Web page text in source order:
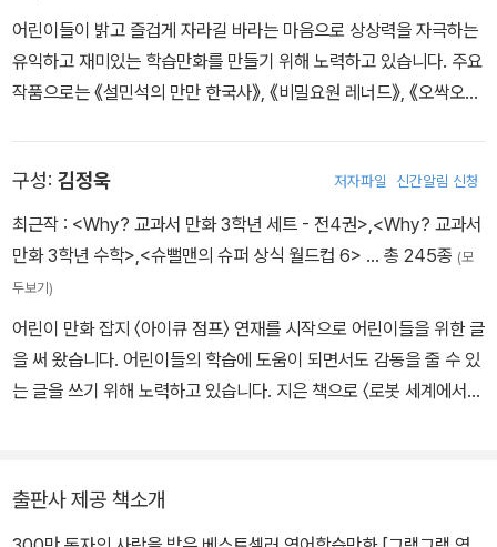
What 의문문으로 몇 시인지를 묻고, 평서문 it’s~로 답하는 아주 일
상적인 문장입니다. 이 대화에서 문법적으로 특별히 어려운 부분은
없습니다. 단어도 쉬운 편에 속하고요. 그러나 대답하는 이가 정확히
영어에서는 시간을 표현할 때, 시를 기준으로 그로부터 몇 분 전, 몇
분 후를 말하는 관습이 있습니다. 위 예문에서는 ‘2시’가 기준이지요.
전치사 past와 to의 경우 시간 표현에서는 after, before처럼 해석
것입니다. 이 모든 것을 알아야 “It’s a quarter past two.”는 ‘2시 1
5분’, “It’s a quarter to two.”는 ‘1시 45분’을 의미한다는 것을 이
해할 수 있습니다.
새를 ‘어법’이라고 합니다. 어법은 크게 보면 문법에 속한다고 볼 수
스페셜 포스팀 첫 출동, 서서히 밝혀지는 유나의 과거!
어린이들이 밝고 즐겁게 자라길 바라는 마음으로 상상력을 자극하는
유익하고 재미있는 학습만화를 만들기 위해 노력하고 있습니다. 주요
작품으로는 《설민석의 만만 한국사》, 《비밀요원 레너드》, 《오싹오싹
구성: 김정욱 저자파일 신간알림 신청
최근작 : <Why? 교과서 만화 3학년 세트 - 전4권>,<Why? 교과서
만화 3학년 수학>,<슈뻘맨의 슈퍼 상식 월드컵 6> … 총 245종 (모
두보기)
어린이 만화 잡지 〈아이큐 점프〉 연재를 시작으로 어린이들을 위한 글
을 써 왔습니다. 어린이들의 학습에 도움이 되면서도 감동을 줄 수 있
는 글을 쓰기 위해 노력하고 있습니다. 지은 책으로 〈로봇 세계에서
출판사 제공 책소개